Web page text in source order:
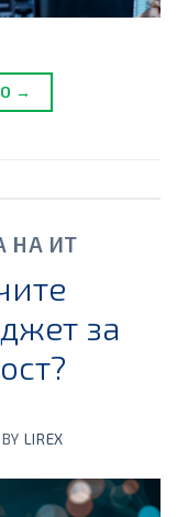
→
НА ИТ
за
BY LIREX